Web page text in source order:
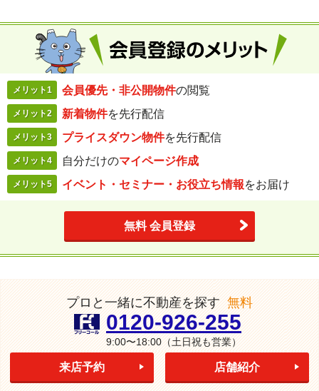
メリット1 会員優先・ 非公開物件の閲覧
メリット2 新着物件を先行配信
メリット3 プライスダウン物件を先行配信
メリット4 自分だけのマイページ作成
メリット5 イベント・セミナー・ お役立ち情報をお届け
無料 会員登録
プロと一緒に不動産を探す 無料
0120-926-255
9:00〜18:00（土日祝も営業）
来店予約 店舗紹介